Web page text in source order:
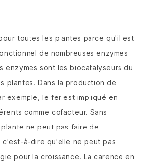
toutes les plantes parce qu'il est
de nombreuses enzymes
enzymes sont les biocatalyseurs du
plantes. Dans la production de
exemple, le fer est impliqué en
comme cofacteur. Sans
ne peut pas faire de
c'est-à-dire qu'elle ne peut pas
pour la croissance. La carence en